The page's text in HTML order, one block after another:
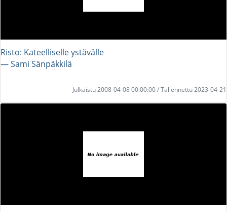
Risto: Kateelliselle ystävälle
― Sami Sänpäkkilä
Julkaistu 2008-04-08 00:00:00 / Tallennettu 2023-04-21